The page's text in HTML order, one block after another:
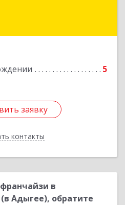
5
заявку
контакты
Подробнее
заявку
Назад
в
Адыгее), обратите